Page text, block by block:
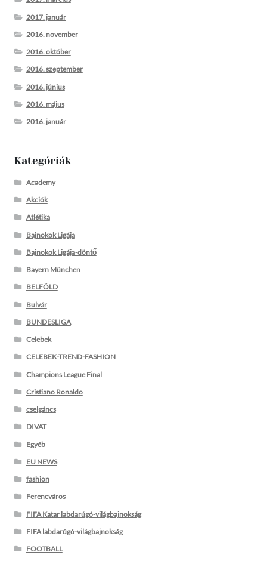
2017. január
2016. november
2016. október
2016. szeptember
2016. június
2016. május
2016. január
Kategóriák
Academy
Akciók
Atlétika
Bajnokok Ligája
Bajnokok Ligája-döntő
Bayern München
BELFÖLD
Bulvár
BUNDESLIGA
Celebek
CELEBEK-TREND-FASHION
Champions League Final
Cristiano Ronaldo
cselgáncs
DIVAT
Egyéb
EU NEWS
fashion
Ferencváros
FIFA Katar labdarúgó-világbajnokság
FIFA labdarúgó-világbajnokság
FOOTBALL